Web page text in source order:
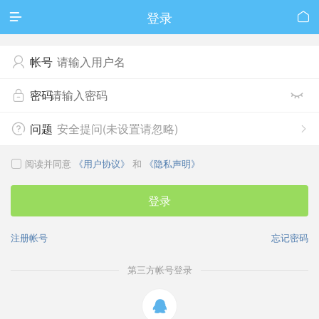
 登录 
 帐号
 密码 
 问题 
安全提问(未设置请忽略)
 阅读并同意 《用户协议》 和 《隐私声明》
登录
忘记密码
注册帐号
第三方帐号登录
